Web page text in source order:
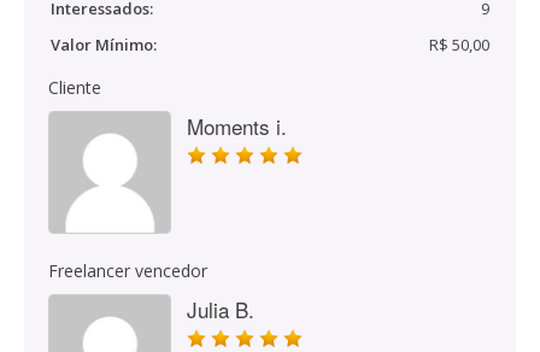
Interessados:
9
Valor Mínimo:
R$ 50,00
Cliente
Moments i.
Freelancer vencedor
Julia B.